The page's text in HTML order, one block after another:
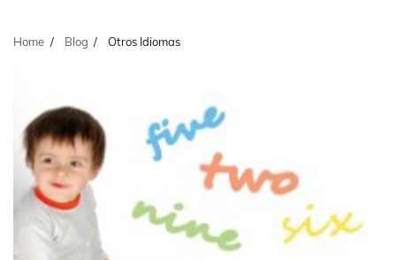
Home Blog Otros Idiomas